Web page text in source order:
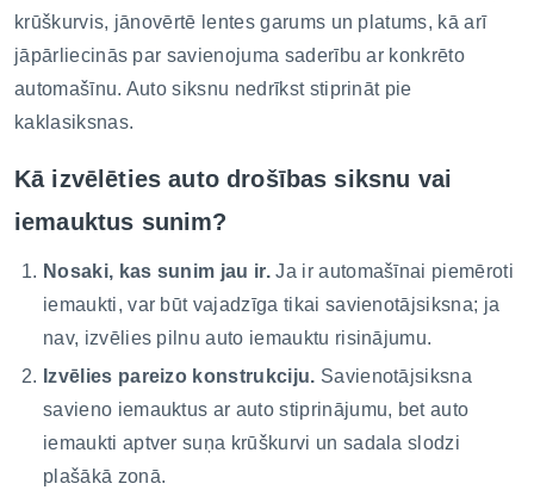
krūškurvis, jānovērtē lentes garums un platums, kā arī
jāpārliecinās par savienojuma saderību ar konkrēto
automašīnu. Auto siksnu nedrīkst stiprināt pie
kaklasiksnas.
Kā izvēlēties auto drošības siksnu vai
iemauktus sunim?
Nosaki, kas sunim jau ir. Ja ir automašīnai piemēroti
iemaukti, var būt vajadzīga tikai savienotājsiksna; ja
nav, izvēlies pilnu auto iemauktu risinājumu.
Izvēlies pareizo konstrukciju. Savienotājsiksna
savieno iemauktus ar auto stiprinājumu, bet auto
iemaukti aptver suņa krūškurvi un sadala slodzi
plašākā zonā.